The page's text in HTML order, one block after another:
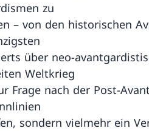
zu
– von den historischen
über neo-
Weltkrieg
Frage nach der Post-
sondern vielmehr ein